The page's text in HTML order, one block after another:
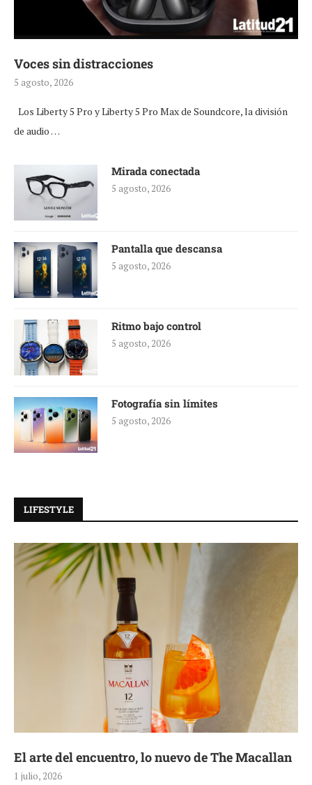
Voces sin distracciones
5 agosto, 2026
Los Liberty 5 Pro y Liberty 5 Pro Max de Soundcore, la división
de audio …
Mirada conectada
5 agosto, 2026
Pantalla que descansa
5 agosto, 2026
Ritmo bajo control
5 agosto, 2026
Fotografía sin límites
5 agosto, 2026
LIFESTYLE
Tiempo de celebrar con GUESS Watches
1 julio, 2026